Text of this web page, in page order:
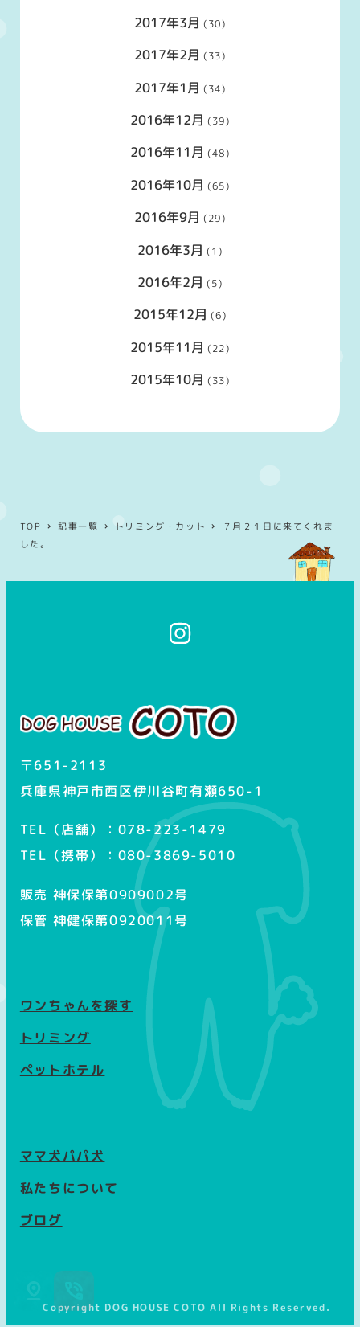
2017年3月 (30)
2017年2月 (33)
2017年1月 (34)
2016年12月 (39)
2016年11月 (48)
2016年10月 (65)
2016年9月 (29)
2016年3月 (1)
2016年2月 (5)
2015年12月 (6)
2015年11月 (22)
2015年10月 (33)
TOP 記事一覧 トリミング・カット
７月２１日に来てくれま
した。
ム
〒651-2113
兵庫県神戸市西区伊川谷町有瀬650-1
TEL（店舗）：078-223-1479
TEL（携帯）：080-3869-5010
販売 神保保第0909002号
保管 神健保第0920011号
ワンちゃんを探す
トリミング
ペットホテル
ママ犬パパ犬
私たちについて
ブログ
Copyright DOG HOUSE COTO All Rights Reserved.